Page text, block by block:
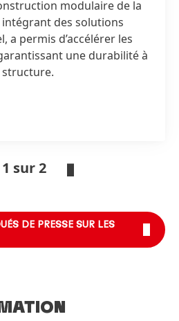
modulaire de la
intégrant des solutions
a permis d’accélérer les
une durabilité à
1 sur 2
DE PRESSE SUR LES